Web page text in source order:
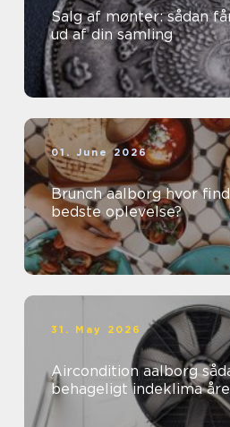
Salg af mønter: sådan
ud af din samling
01. June 2026
Brunch aalborg hvor finder du den
bedste oplevelse?
31. May 2026
Aircondition aalborg sådan får du et
behageligt indeklima